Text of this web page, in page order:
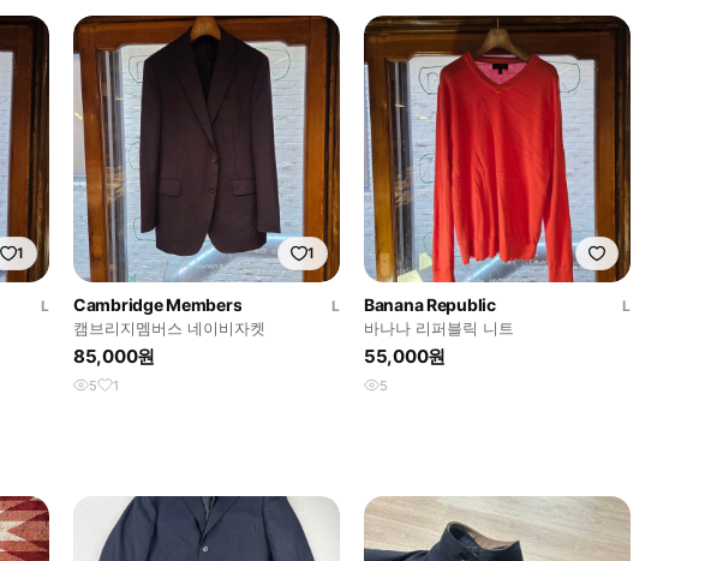
1
L
1
Cambridge Members
L
캠브리지멤버스 네이비자켓
85,000원
5 1
Banana Republic
L
바나나 리퍼블릭 니트
55,000원
5